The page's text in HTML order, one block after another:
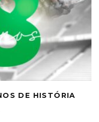
DE HISTÓRIA